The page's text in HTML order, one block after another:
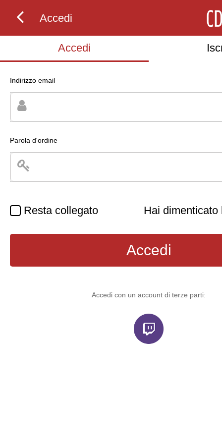
Accedi
Accedi
Indirizzo email
Parola d'ordine
Resta collegato Hai dimenticato
Accedi
Accedi con un account di terze parti: